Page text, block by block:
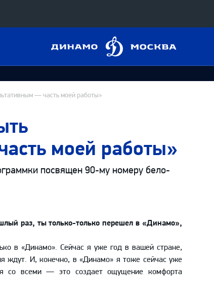
Конференция «Восток»
Трактор
Барыс
Салават Юлаев
Динамо
— часть моей работы»
моей работы»
посвящен 90-му номеру бело-
раз, ты только-только перешел в «Динамо»,
в «Динамо». Сейчас я уже год в вашей стране,
ждут. И, конечно, в «Динамо» я тоже сейчас уже
со всеми — это создает ощущение комфорта